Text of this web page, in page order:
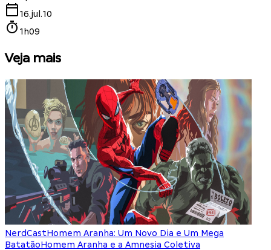
16.jul.10
1h09
Veja mais
NerdCastHomem Aranha: Um Novo Dia e Um Mega
BatatãoHomem Aranha e a Amnesia Coletiva